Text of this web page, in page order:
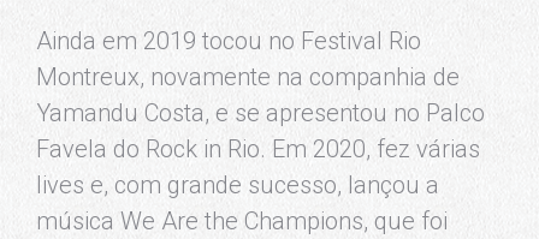
Ainda em 2019 tocou no Festival Rio
Montreux, novamente na companhia de
Yamandu Costa, e se apresentou no Palco
Favela do Rock in Rio. Em 2020, fez várias
lives e, com grande sucesso, lançou a
música We Are the Champions, que foi